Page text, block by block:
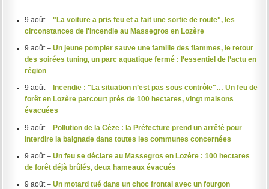
9 août – "La voiture a pris feu et a fait une sortie de route", les
circonstances de l'incendie au Massegros en Lozère
9 août – Un jeune pompier sauve une famille des flammes, le retour
des soirées tuning, un parc aquatique fermé : l’essentiel de l’actu en
région
9 août – Incendie : "La situation n’est pas sous contrôle"… Un feu de
forêt en Lozère parcourt près de 100 hectares, vingt maisons
évacuées
9 août – Pollution de la Cèze : la Préfecture prend un arrêté pour
interdire la baignade dans toutes les communes concernées
9 août – Un feu se déclare au Massegros en Lozère : 100 hectares
de forêt déjà brûlés, deux hameaux évacués
9 août – Un motard tué dans un choc frontal avec un fourgon